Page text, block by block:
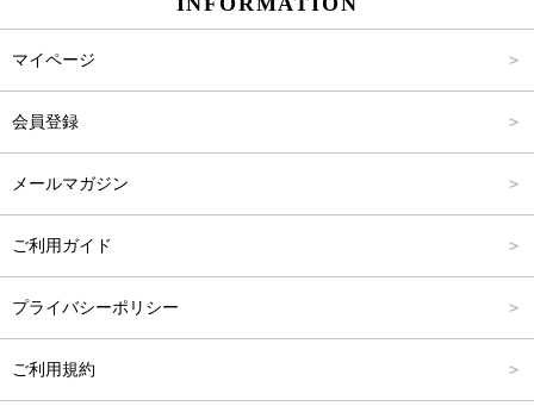
マイページ
会員登録
メールマガジン
ご利用ガイド
プライバシーポリシー
ご利用規約